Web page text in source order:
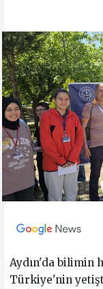
Aydın'da bilimin
Türkiye'nin